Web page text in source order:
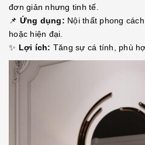
đơn giản nhưng tinh tế.
📌 Ứng dụng: Nội thất phong
hoặc hiện đại.
✨ Lợi ích: Tăng sự cá tính, phù